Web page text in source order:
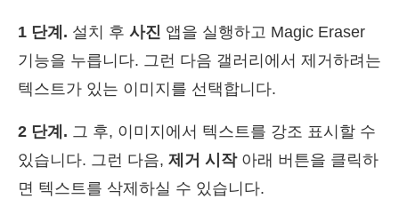
1 단계. 설치 후 사진 앱을 실행하고 Magic Eraser
기능을 누릅니다. 그런 다음 갤러리에서 제거하려는
텍스트가 있는 이미지를 선택합니다.
2 단계. 그 후, 이미지에서 텍스트를 강조 표시할 수
있습니다. 그런 다음, 제거 시작아래 버튼을 클릭하
면 텍스트를 삭제하실 수 있습니다.